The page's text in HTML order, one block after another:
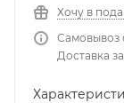
Хочу в
Самовывоз
Доставка